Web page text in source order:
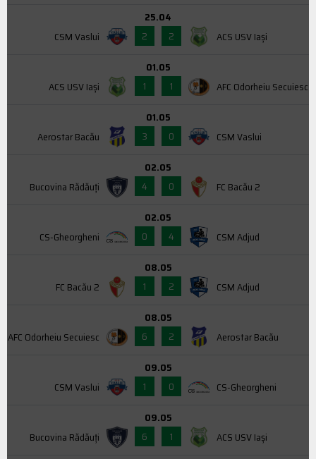
CSM Vaslui
25.04
2
2 ACS USV Iaşi
ACS USV Iaşi
01.05
1
1 AFC Odorheiu Secuiesc
Aerostar Bacău
01.05
3
0 CSM Vaslui
Bucovina Rădăuți
02.05
4
0 FC Bacău 2
CS-Gheorgheni
02.05
0
4 CSM Adjud
FC Bacău 2
08.05
1
2 CSM Adjud
AFC Odorheiu Secuiesc
08.05
6
2 Aerostar Bacău
CSM Vaslui
09.05
1
0 CS-Gheorgheni
Bucovina Rădăuți
09.05
6
1 ACS USV Iaşi